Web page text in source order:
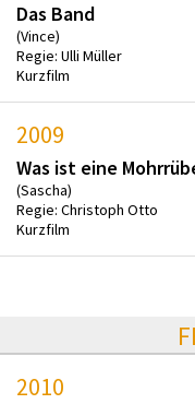
Das Band
(Vince)
Regie: Ulli Müller
Kurzfilm
2009
Was ist eine
(Sascha)
Regie: Christoph Otto
Kurzfilm
2010